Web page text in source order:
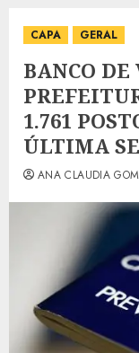
CAPA GERAL
BANCO DE
1.761
ÚLTIMA
ANA CLAUDIA